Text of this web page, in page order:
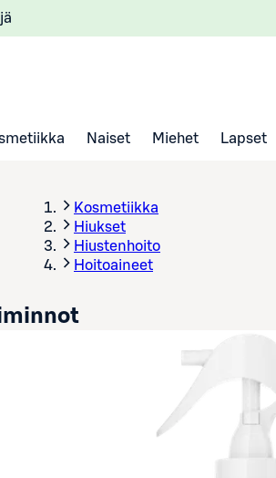
Naiset Miehet Lapset
Kosmetiikka
Hiukset
Hiustenhoito
Hoitoaineet